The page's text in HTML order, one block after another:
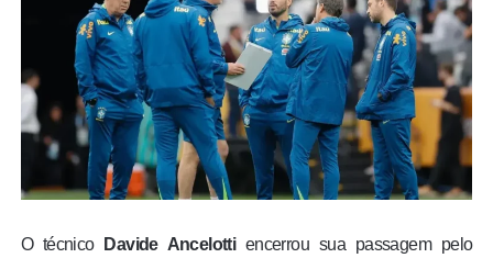
MUNDO
ESPORTES
ENTRETENIMENTO
O técnico Davide Ancelotti encerrou sua passagem pelo